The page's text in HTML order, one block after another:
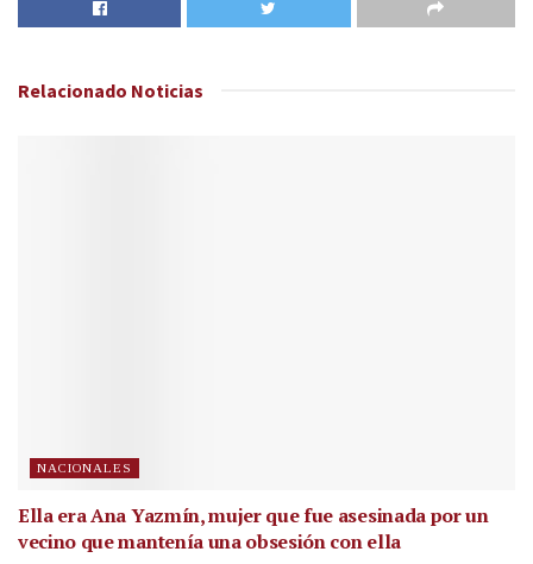
Relacionado Noticias
NACIONALES
Ella era Ana Yazmín, mujer que fue asesinada por un
vecino que mantenía una obsesión con ella